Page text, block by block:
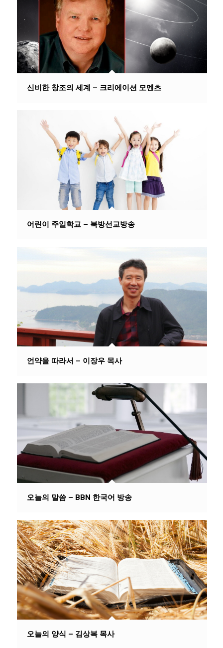
신비한 창조의 세계 – 크리에이션 모멘츠
어린이 주일학교 – 북방선교방송
언약을 따라서 – 이장우 목사
오늘의 말씀 – BBN 한국어 방송
오늘의 양식 – 김상복 목사